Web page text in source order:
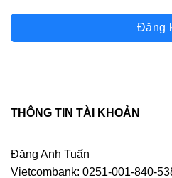
Đăng
THÔNG TIN TÀI KHOẢN
Đặng Anh Tuấn
Vietcombank: 0251-001-840-